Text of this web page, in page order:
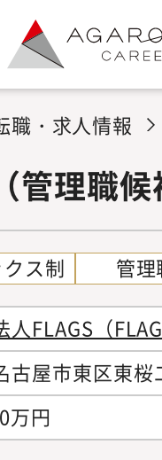
職・求人情報
管理職
ス制 管理
人FLAGS（
古屋市東区東
万円